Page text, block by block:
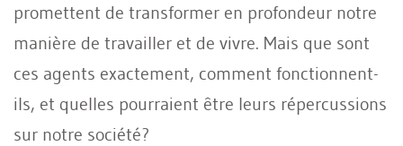
promettent de transformer en profondeur notre
manière de travailler et de vivre. Mais que sont
ces agents exactement, comment fonctionnent-
ils, et quelles pourraient être leurs répercussions
sur notre société?